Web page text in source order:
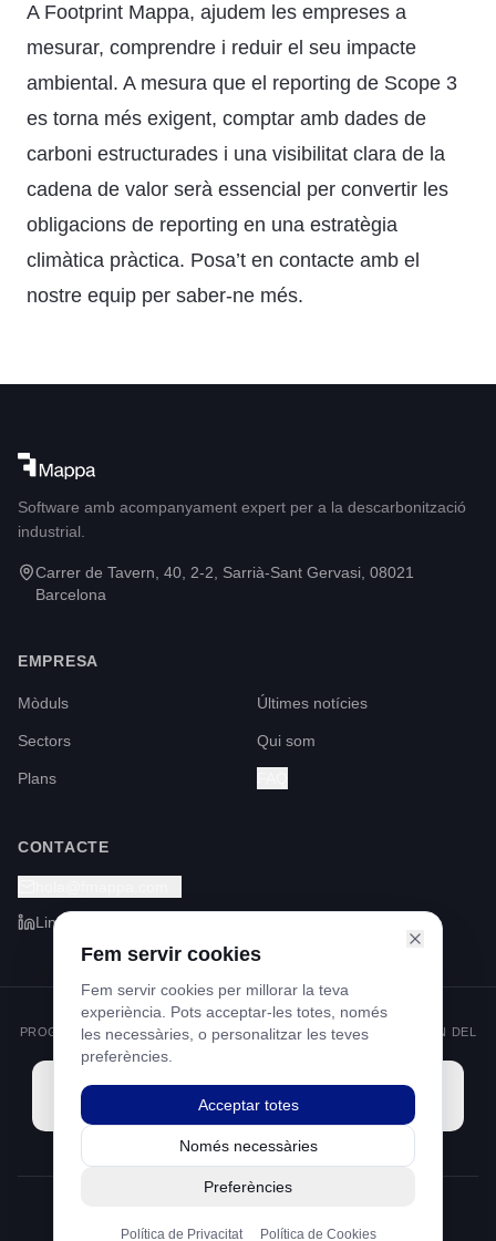
A Footprint Mappa, ajudem les empreses a
mesurar, comprendre i reduir el seu impacte
ambiental. A mesura que el reporting de Scope 3
es torna més exigent, comptar amb dades de
carboni estructurades i una visibilitat clara de la
cadena de valor serà essencial per convertir les
obligacions de reporting en una estratègia
climàtica pràctica. Posa’t en contacte amb el
nostre equip per saber-ne més.
Software amb acompanyament expert per a la descarbonització
industrial.
Carrer de Tavern, 40, 2-2, Sarrià-Sant Gervasi, 08021
Barcelona
EMPRESA
Mòduls
Sectors
Plans
Últimes notícies
Qui som
CONTACTE
LinkedIn
PROGRAMA KIT DIGITAL FINANÇAT PELS FONS NEXT GENERATION DEL
MECANISME DE RECUPERACIÓ I RESILIÈNCIA
Política de PrivacitatPolítica de CookiesAvís Legal
Fem servir cookies
Fem servir cookies per millorar la teva
experiència. Pots acceptar-les totes, només
les necessàries, o personalitzar les teves
preferències.
Acceptar totes
Només necessàries
Preferències
Política de Privacitat Política de Cookies